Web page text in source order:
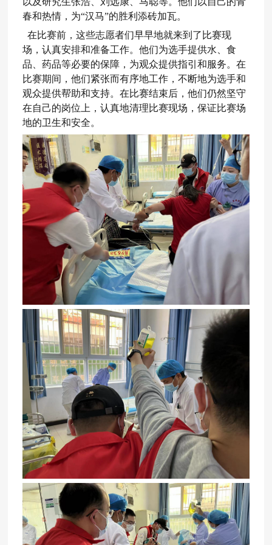
春和热情，为“汉马”的胜利添砖加瓦。
在比赛前，这些志愿者们早早地就来到了比赛现
场，认真安排和准备工作。他们为选手提供水、食
品、药品等必要的保障，为观众提供指引和服务。在
比赛期间，他们紧张而有序地工作，不断地为选手和
观众提供帮助和支持。在比赛结束后，他们仍然坚守
在自己的岗位上，认真地清理比赛现场，保证比赛场
地的卫生和安全。